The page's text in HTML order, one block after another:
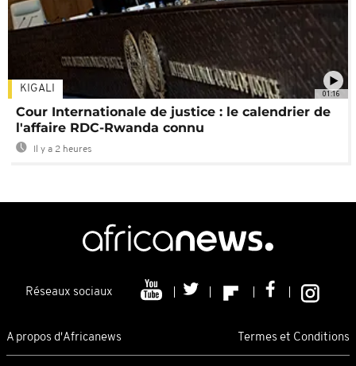
01:16
KIGALI
Cour Internationale de justice : le calendrier de
l'affaire RDC-Rwanda connu
Il y a 2 heures
Réseaux sociaux
A propos d'Africanews Termes et Conditions